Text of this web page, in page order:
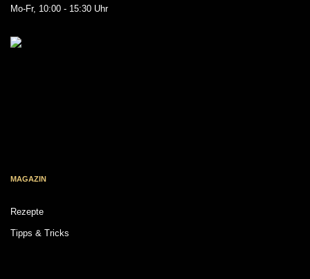
Mo-Fr, 10:00 - 15:30 Uhr
MAGAZIN
Rezepte
Tipps & Tricks